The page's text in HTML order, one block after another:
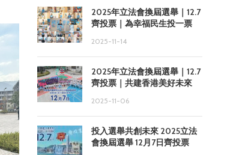
2025年立法會換屆選舉｜12.7
齊投票｜為幸福民生投一票
2025-11-14
2025年立法會換屆選舉｜12.7
齊投票｜共建香港美好未來
2025-11-06
投入選舉共創未來 2025立法
會換屆選舉 12月7日齊投票